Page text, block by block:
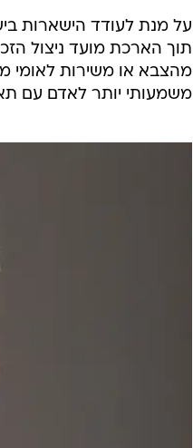
על מנת לעודד הישארות
תוך הארכת מועד ניצול
מהצבא או משירות לאומי
משמעותי יותר לאדם עם